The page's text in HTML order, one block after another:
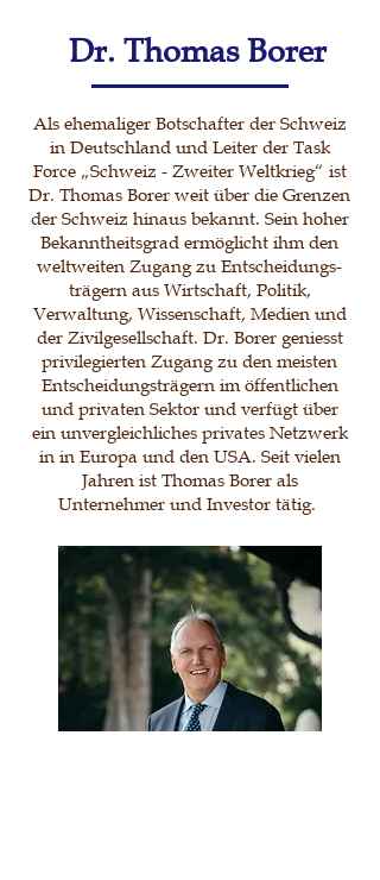
Dr. Thomas Borer
Als ehemaliger Botschafter der Schweiz
in Deutschland und Leiter der Task
Force „Schweiz - Zweiter Weltkrieg“ ist
Dr. Thomas Borer weit über die Grenzen
der Schweiz hinaus bekannt. Sein hoher
Bekanntheitsgrad ermöglicht ihm den
weltweiten Zugang zu Entscheidungs-
trägern aus Wirtschaft, Politik,
Verwaltung, Wissenschaft, Medien und
der Zivilgesellschaft. Dr. Borer geniesst
privilegierten Zugang zu den meisten
Entscheidungsträgern im öffentlichen
und privaten Sektor und verfügt über
ein unvergleichliches privates Netzwerk
in in Europa und den USA. Seit vielen
Jahren ist Thomas Borer als
Unternehmer und Investor tätig.